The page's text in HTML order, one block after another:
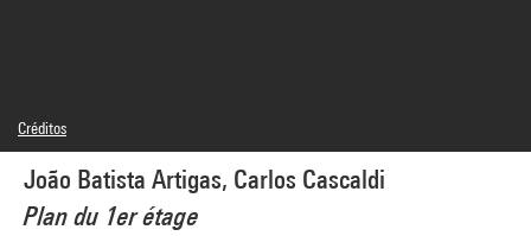
João Batista Artigas, Carlos Cascaldi
Plan du 1er étage
Créditos
© João Batista Artigas, © droits réservés
Créditos fotográficos : Centre Pompidou, MNAM-CCI/Georges Meguerditchian/Dist.
Referencia de la imagen : 4N26939